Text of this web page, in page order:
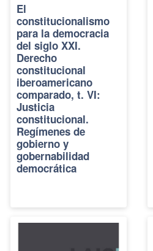
El
constitucionalismo
para la democracia
del siglo XXI.
Derecho
constitucional
iberoamericano
comparado, t. VI:
Justicia
constitucional.
Regímenes de
gobierno y
gobernabilidad
democrática